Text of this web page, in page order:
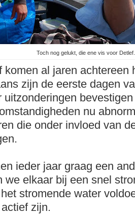
Toch nog gelukt, die ene vis voor Detlef.
komen al jaren achtereen
zijn de eerste dagen
uitzonderingen
nu
die onder invloed van
ieder jaar graag een
we elkaar bij een snel
stromende water
zijn.